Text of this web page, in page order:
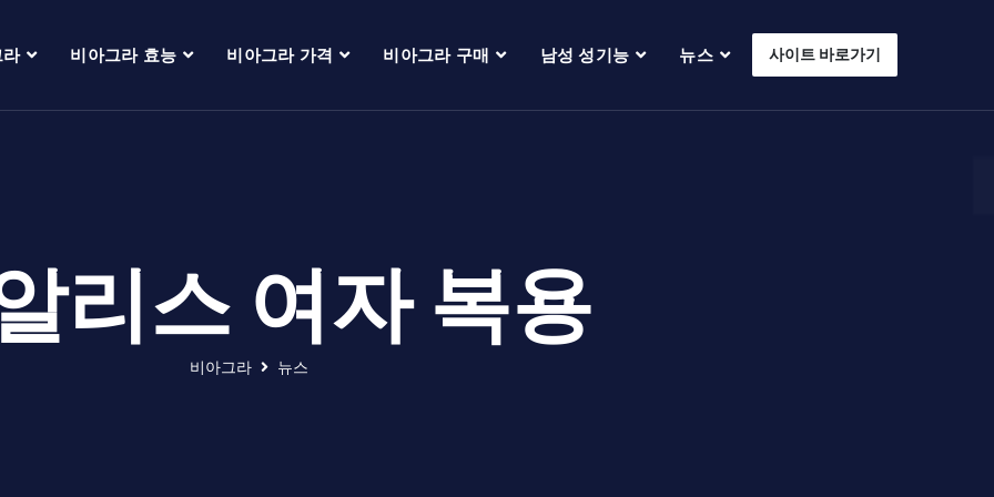
비아그라 효능 비아그라 가격 비아그라 구매 남성 성기능 뉴스 사이트 바로가기
리스 여자 복용
비아그라 뉴스